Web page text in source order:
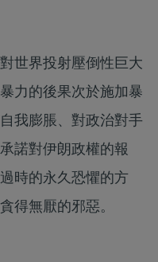
世界投射壓倒性巨大
力的後果次於施加暴
我膨脹、對政治對手
諾對伊朗政權的報
時的永久恐懼的方
得無厭的邪惡。